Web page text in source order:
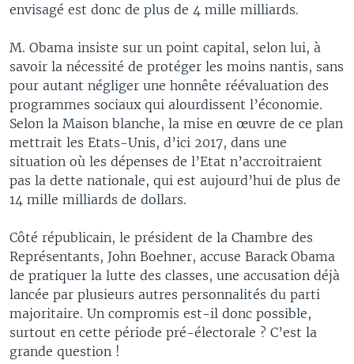
envisagé est donc de plus de 4 mille milliards.
M. Obama insiste sur un point capital, selon lui, à
savoir la nécessité de protéger les moins nantis, sans
pour autant négliger une honnête réévaluation des
programmes sociaux qui alourdissent l’économie.
Selon la Maison blanche, la mise en œuvre de ce plan
mettrait les Etats-Unis, d’ici 2017, dans une
situation où les dépenses de l’Etat n’accroitraient
pas la dette nationale, qui est aujourd’hui de plus de
14 mille milliards de dollars.
Côté républicain, le président de la Chambre des
Représentants, John Boehner, accuse Barack Obama
de pratiquer la lutte des classes, une accusation déjà
lancée par plusieurs autres personnalités du parti
majoritaire. Un compromis est-il donc possible,
surtout en cette période pré-électorale ? C’est la
grande question !